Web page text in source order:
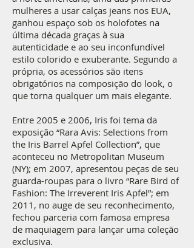
mulheres a usar calças jeans nos EUA,
ganhou espaço sob os holofotes na
última década graças à sua
autenticidade e ao seu inconfundível
estilo colorido e exuberante. Segundo a
própria, os acessórios são itens
obrigatórios na composição do look, o
que torna qualquer um mais elegante.
Entre 2005 e 2006, Iris foi tema da
exposição “Rara Avis: Selections from
the Iris Barrel Apfel Collection”, que
aconteceu no Metropolitan Museum
(NY); em 2007, apresentou peças de seu
guarda-roupas para o livro “Rare Bird of
Fashion: The Irreverent Iris Apfel”; em
2011, no auge de seu reconhecimento,
fechou parceria com famosa empresa
de maquiagem para lançar uma coleção
exclusiva.